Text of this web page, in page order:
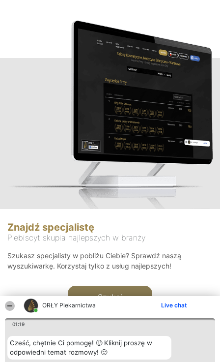
ORŁY Piekarnictwa Live chat
01:19
Cześć, chętnie Ci pomogę! 🙂 Kliknij proszę w
odpowiedni temat rozmowy! 🙂
Znajdź specjalistę
Plebiscyt skupia najlepszych w branży
Szukasz specjalisty w pobliżu Ciebie? Sprawdź naszą
wyszukiwarkę. Korzystaj tylko z usług najlepszych!
Szukaj